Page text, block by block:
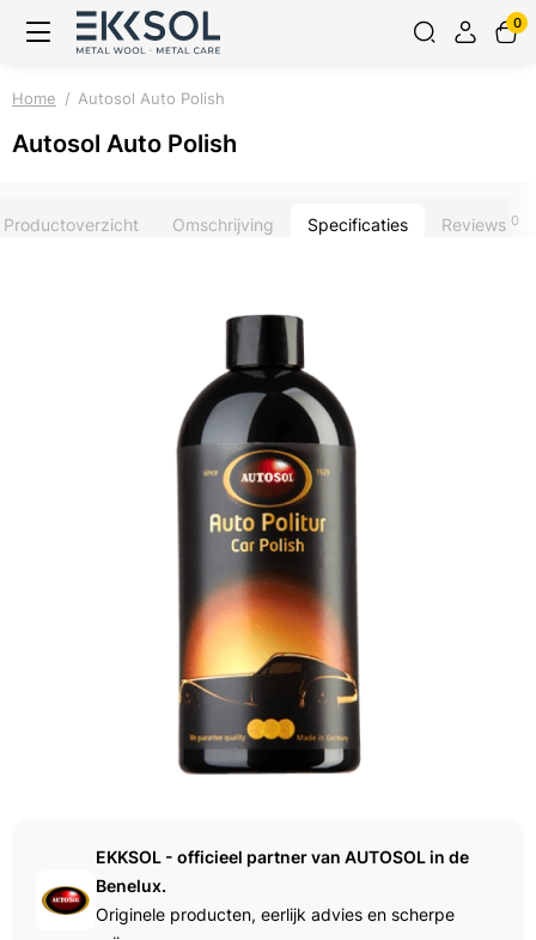
0
Home Autosol Auto Polish
Autosol Auto Polish
Productoverzicht Omschrijving Specificaties Reviews 0
EKKSOL - officieel partner van AUTOSOL in de
Benelux.
Originele producten, eerlijk advies en scherpe